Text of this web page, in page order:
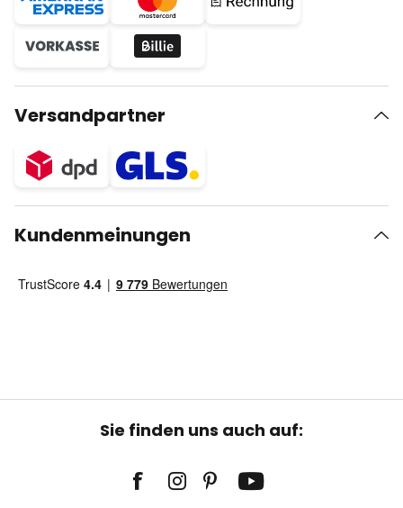
Versandpartner
Kundenmeinungen
Sie finden uns auch auf: